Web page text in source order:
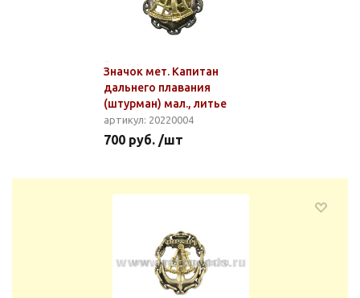
Значок мет. Капитан
дальнего плавания
(штурман) мал., литье
артикул: 20220004
700 руб. /шт